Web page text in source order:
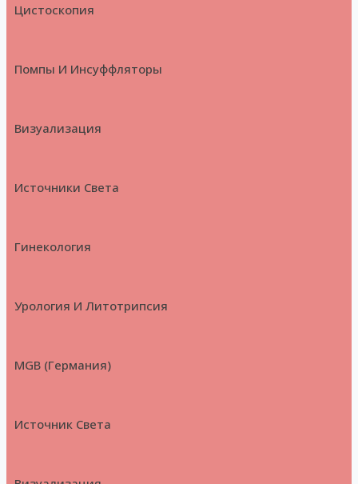
Цистоскопия
Помпы И Инсуффляторы
Визуализация
Источники Света
Гинекология
Урология И Литотрипсия
MGB (Германия)
Источник Света